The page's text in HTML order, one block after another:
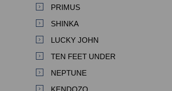
PRIMUS
SHINKA
LUCKY JOHN
TEN FEET UNDER
NEPTUNE
KENDOZO